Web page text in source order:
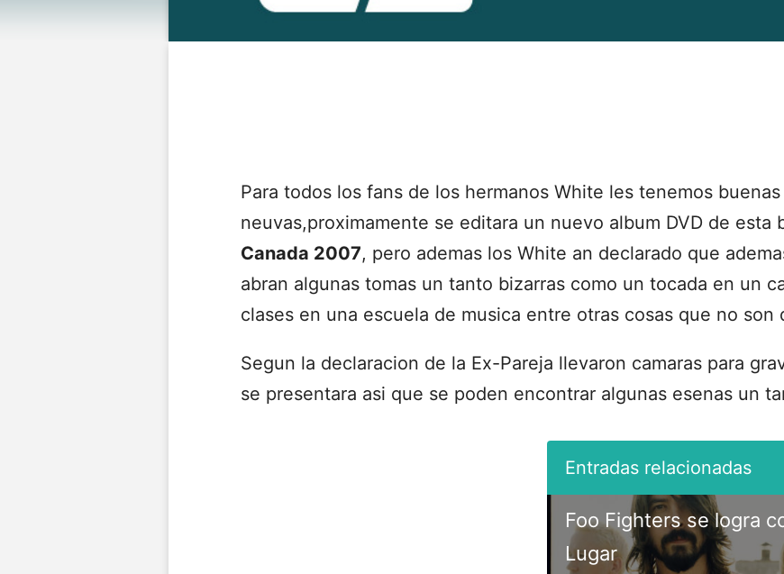
Para todos los fans de los hermanos White les tenemos buenas
neuvas,proximamente se editara un nuevo album DVD de esta
Canada 2007, pero ademas los White an declarado que
abran algunas tomas un tanto bizarras como un tocada en un
clases en una escuela de musica entre otras cosas que no son
Segun la declaracion de la Ex-Pareja llevaron camaras para
se presentara asi que se poden encontrar algunas esenas un
Foo Fighters se logra
Lugar